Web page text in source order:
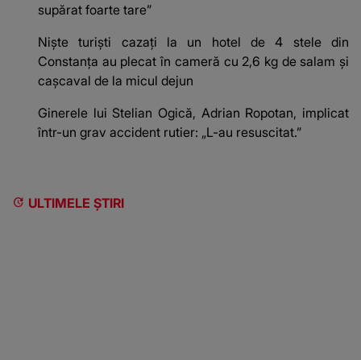
supărat foarte tare”
Niște turiști cazați la un hotel de 4 stele din
Constanța au plecat în cameră cu 2,6 kg de salam și
cașcaval de la micul dejun
Ginerele lui Stelian Ogică, Adrian Ropotan, implicat
într-un grav accident rutier: „L-au resuscitat.”
ULTIMELE ȘTIRI